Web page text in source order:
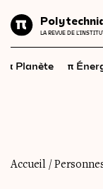
LA REVUE DE
Énergie
Santé
et
Économie
FR EN
π Planète π
Accueil /